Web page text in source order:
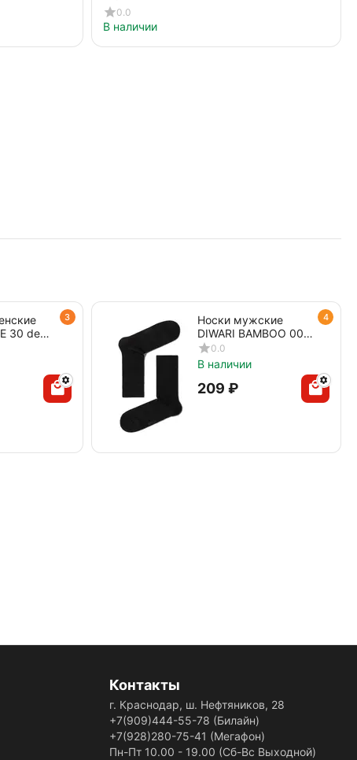
розовый
0.0
В наличии
3
30 den
4
Носки мужские
DIWARI BAMBOO 000
черный
0.0
В наличии
‍209‍ ₽
Контакты
г. Краснодар, ш. Нефтяников, 28
+7(909)444-55-78 (Билайн)
+7(928)280-75-41 (Мегафон)
Пн-Пт 10.00 - 19.00 (Сб-Вс Выходной)